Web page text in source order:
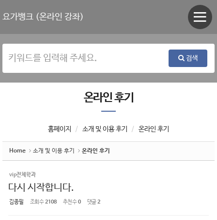
요가뱅크 (온라인 강좌)
검색
온라인 후기
홈페이지 소개 및 이용 후기 온라인 후기
Home 소개 및 이용 후기 온라인 후기
vip전체학과
다시 시작합니다.
김종필 조회 수2108 추천 수0 댓글2